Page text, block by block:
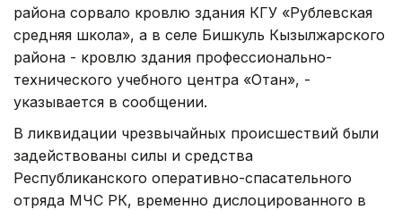
района сорвало кровлю здания КГУ «Рублевская
средняя школа», а в селе Бишкуль Кызылжарского
района - кровлю здания профессионально-
технического учебного центра «Отан», -
указывается в сообщении.
В ликвидации чрезвычайных происшествий были
задействованы силы и средства
Республиканского оперативно-спасательного
отряда МЧС РК, временно дислоцированного в